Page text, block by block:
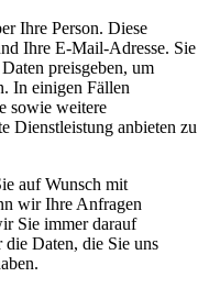
Ihre Person. Diese
Ihre E-Mail-Adresse. Sie
preisgeben, um
In einigen Fällen
sowie weitere
Dienstleistung anbieten zu
auf Wunsch mit
wir Ihre Anfragen
Sie immer darauf
Daten, die Sie uns